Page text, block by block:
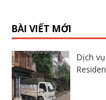
BÀI VIẾT MỚI
Dịch